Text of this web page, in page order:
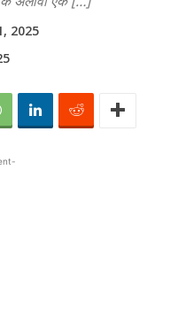
2025